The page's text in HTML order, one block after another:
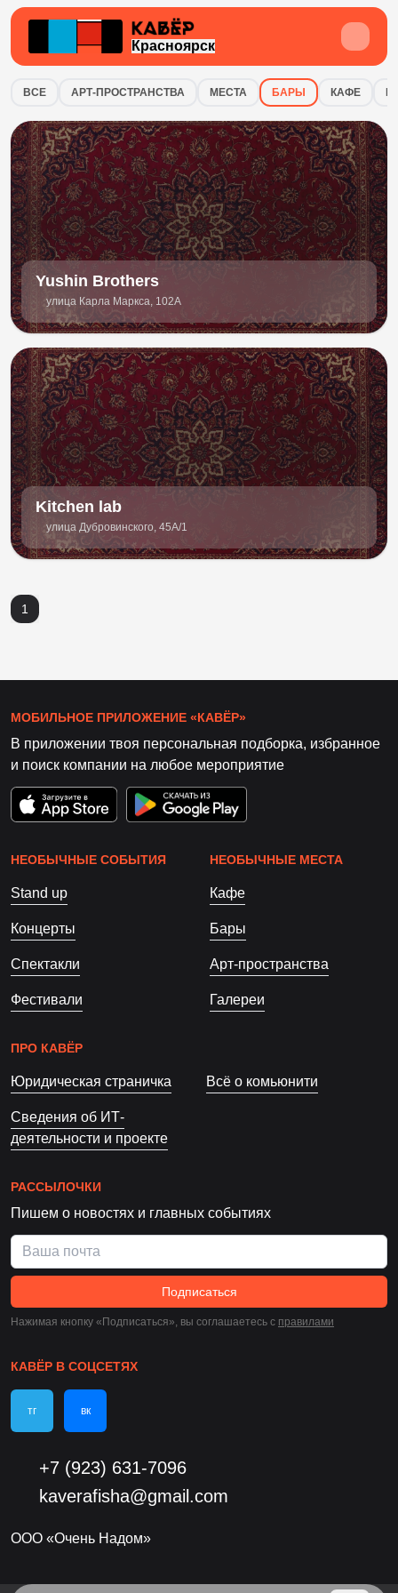
Красноярск
Интересные места в городе
ВСЕ АРТ-ПРОСТРАНСТВА МЕСТА БАРЫ КАФЕ
Yushin Brothers
улица Карла Маркса, 102А
Kitchen lab
улица Дубровинского, 45А/1
1
МОБИЛЬНОЕ ПРИЛОЖЕНИЕ «КАВЁР»
В приложении твоя персональная подборка, избранное
и поиск компании на любое мероприятие
НЕОБЫЧНЫЕ СОБЫТИЯ
Stand up
Концерты
Спектакли
Фестивали
НЕОБЫЧНЫЕ МЕСТА
Кафе
Бары
Арт-пространства
Галереи
ПРО КАВЁР
Юридическая страничка Всё о комьюнити
Сведения об ИТ-
деятельности и проекте
РАССЫЛОЧКИ
Пишем о новостях и главных событиях
Подписаться
Нажимая кнопку «Подписаться», вы соглашаетесь c правилами
КАВЁР В СОЦСЕТЯХ
тг вк
+7 (923) 631-7096
kaverafisha@gmail.com
ООО «Очень Надом»